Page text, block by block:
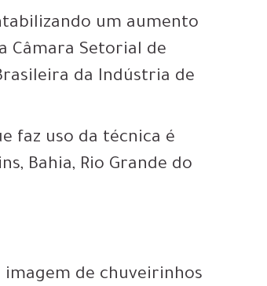
um aumento
Câmara Setorial de
da Indústria de
faz uso da técnica é
Bahia, Rio Grande do
imagem de chuveirinhos